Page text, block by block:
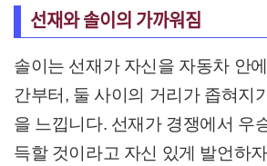
선재와 솔이의 가까워짐
솔이는 선재가 자신을 자동차 안
간부터, 둘 사이의 거리가 좁혀지
을 느낍니다. 선재가 경쟁에서 우
득할 것이라고 자신 있게 발언하